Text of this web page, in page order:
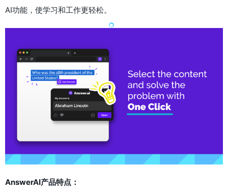
AI功能，使学习和工作更轻松。
AnswerAI产品特点：